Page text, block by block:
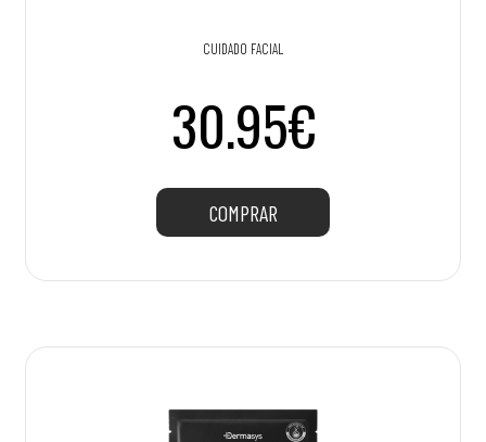
CUIDADO FACIAL
30.95€
COMPRAR